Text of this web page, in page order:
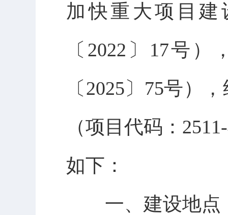
加快重大项目
〔 2022 〕 17号）
〔 2025〕 75号）
（项目代码：
如下：
一、建设地点